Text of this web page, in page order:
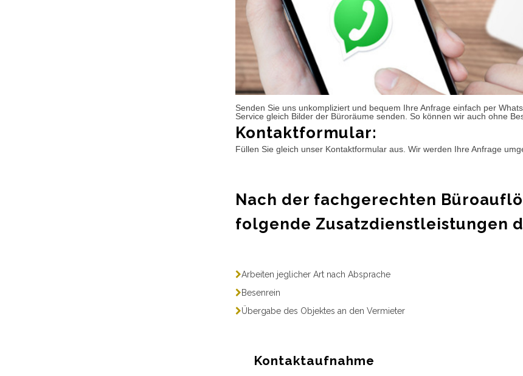
Senden Sie uns unkompliziert und bequem Ihre Anfrage einfach per
Service gleich Bilder der Büroräume senden. So können wir auch ohne
Kontaktformular:
Füllen Sie gleich unser Kontaktformular aus. Wir werden Ihre Anfrage
Nach der fachgerechten
folgende Zusatzdienstleistungen
Arbeiten jeglicher Art nach Absprache
Besenrein
Übergabe des Objektes an den Vermieter
Kontaktaufnahme